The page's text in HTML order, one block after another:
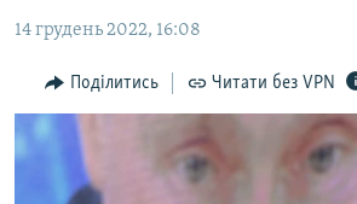
основної
навігації
Перейти
до
пошуку
БЛОГИ
ПОГЛЯД
ІНТЕРВ'Ю
ВСЕ ЗА ДЕНЬ
14 грудень 2022, 16:08
Поділитись Читати без VPN